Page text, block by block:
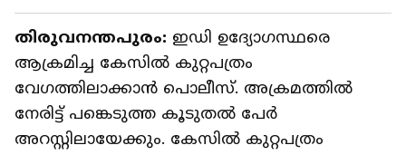
തിരുവനന്തപുരം: ഇഡി ഉദ്യോഗസ്ഥരെ
ആക്രമിച്ച കേസിൽ കുറ്റപത്രം
വേഗത്തിലാക്കാൻ പൊലീസ്. അക്രമത്തിൽ
നേരിട്ട് പങ്കെടുത്ത കൂടുതൽ പേർ
അറസ്റ്റിലായേക്കും. കേസിൽ കുറ്റപത്രം